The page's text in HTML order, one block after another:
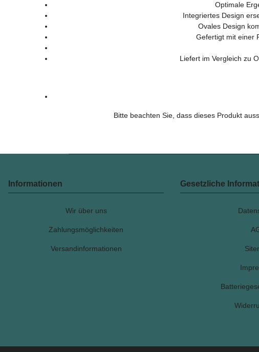
Optimale
Integriertes Design
Ovales Design
Gefertigt mit einer
Liefert im Vergleich zu
Bitte beachten Sie, dass dieses Produkt
Informationen
Wir über uns
Zahlungsmöglichkeiten
Versandinformationen
Gesetzliche